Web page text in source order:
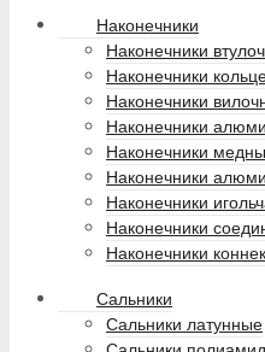
Наконечники
Наконечники
Наконечники
Наконечники
Наконечники
Наконечники
Наконечники
Наконечники
Наконечники
Наконечники
Сальники
Сальники латунные